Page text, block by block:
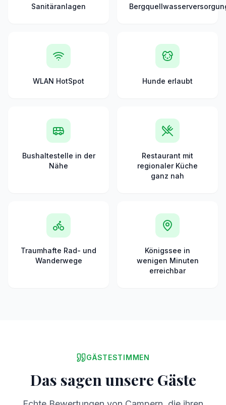
Sanitäranlagen
WLAN HotSpot Hunde erlaubt
Bushaltestelle in der
Nähe
Restaurant mit
regionaler Küche
ganz nah
Traumhafte Rad- und
Wanderwege
Königssee in
wenigen Minuten
erreichbar
GÄSTESTIMMEN
Das sagen unsere Gäste